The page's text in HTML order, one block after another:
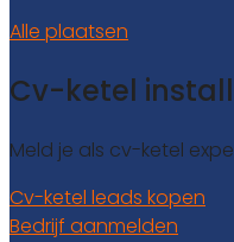
Alle plaatsen
Cv-ketel
Meld je als cv-ketel
Cv-ketel leads kopen
Bedrijf aanmelden